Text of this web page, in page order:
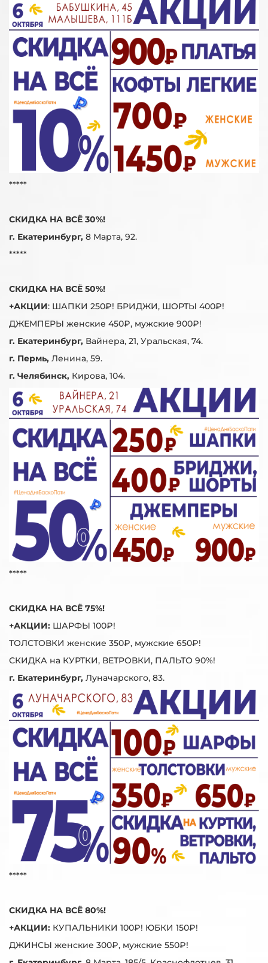
*****
СКИДКА НА ВСЁ 30%!
г. Екатеринбург, 8 Марта, 92.
*****
СКИДКА НА ВСЁ 50%!
+АКЦИИ: ШАПКИ 250₽! БРИДЖИ, ШОРТЫ 400₽!
ДЖЕМПЕРЫ женские 450₽, мужские 900₽!
г. Екатеринбург, Вайнера, 21, Уральская, 74.
г. Пермь, Ленина, 59.
г. Челябинск, Кирова, 104.
*****
СКИДКА НА ВСЁ 75%!
+АКЦИИ: ШАРФЫ 100₽!
ТОЛСТОВКИ женские 350₽, мужские 650₽!
СКИДКА на КУРТКИ, ВЕТРОВКИ, ПАЛЬТО 90%!
г. Екатеринбург, Луначарского, 83.
*****
СКИДКА НА ВСЁ 80%!
+АКЦИИ: КУПАЛЬНИКИ 100₽! ЮБКИ 150₽!
ДЖИНСЫ женские 300₽, мужские 550₽!